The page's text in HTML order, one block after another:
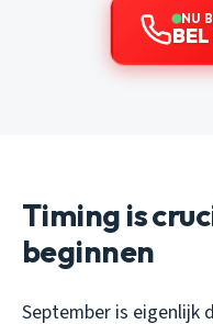
NU
Timing is
beginnen
September is